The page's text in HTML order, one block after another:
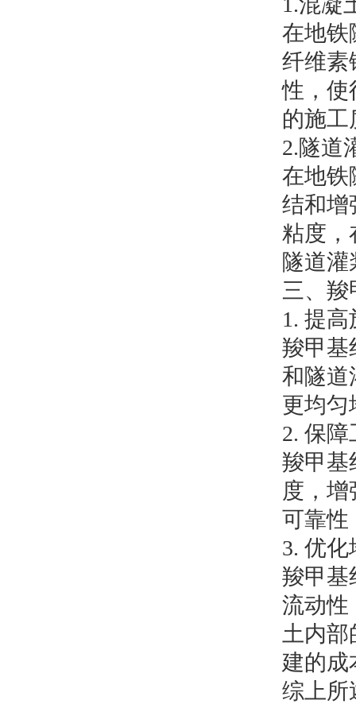
在地铁
纤维素
性，使
的施工
2.隧道
在地铁
结和增
粘度，
隧道
三、羧
1. 提
羧甲基
和隧道
更均匀
2. 保
羧甲基
度，
可靠性
3. 优
羧甲基
流动性
土内
建的成
综上所